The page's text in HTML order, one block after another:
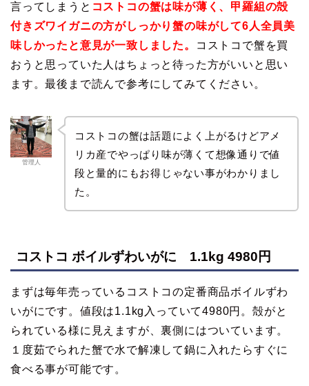
言ってしまうと コストコの蟹は味が薄く、甲羅組の殻
付きズワイガニの方がしっかり蟹の味がして6人全員美
味しかったと意見が一致しました。
コストコで蟹を買
おうと思っていた人はちょっと待った方がいいと思い
ます。最後まで読んで参考にしてみてください。
管理人
コストコの蟹は話題によく上がるけどアメ
リカ産でやっぱり味が薄くて想像通りで値
段と量的にもお得じゃない事がわかりまし
た。
コストコ ボイルずわいがに 1.1kg 4980円
まずは毎年売っているコストコの定番商品ボイルずわ
いがにです。値段は1.1kg入っていて4980円。殻がと
られている様に見えますが、裏側にはついています。
１度茹でられた蟹で水で解凍して鍋に入れたらすぐに
食べる事が可能です。